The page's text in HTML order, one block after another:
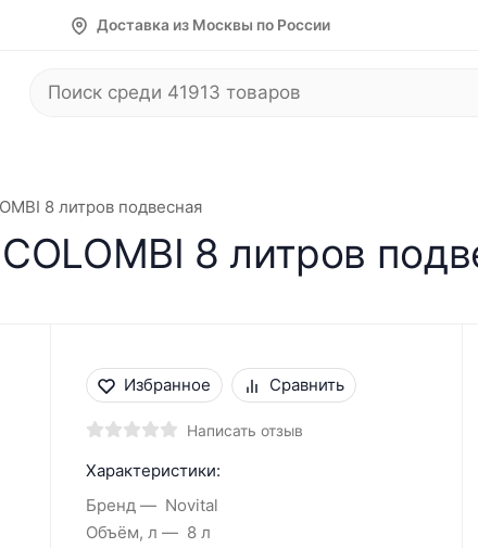
Доставка из Москвы по России
8 литров подвесная
8 литров
Избранное Сравнить
Написать отзыв
Характеристики:
Бренд
Novital
Объём, л
8 л